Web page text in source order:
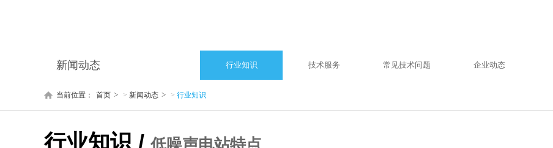
新闻动态 行业知识 技术服务 常见技术问题 企业动态
当前位置： 首页 > 新闻动态 > 行业知识
行业知识 /低噪声电站特点